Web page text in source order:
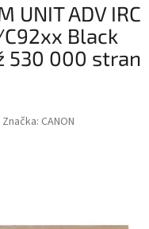
UNIT ADV IRC
Black
530 000 stran
Značka: CANON